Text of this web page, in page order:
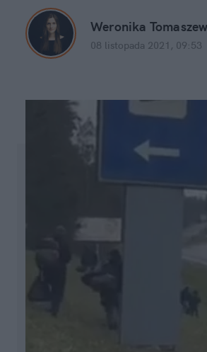
Weronika
08 listopada 2021, 09:53